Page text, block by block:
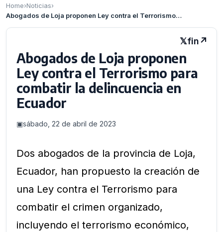
Home›Noticias›
Abogados de Loja proponen Ley contra el Terrorismo…
𝕏fin↗
Abogados de Loja proponen
Ley contra el Terrorismo para
combatir la delincuencia en
Ecuador
▣sábado, 22 de abril de 2023
Dos abogados de la provincia de Loja,
Ecuador, han propuesto la creación de
una Ley contra el Terrorismo para
combatir el crimen organizado,
incluyendo el terrorismo económico,